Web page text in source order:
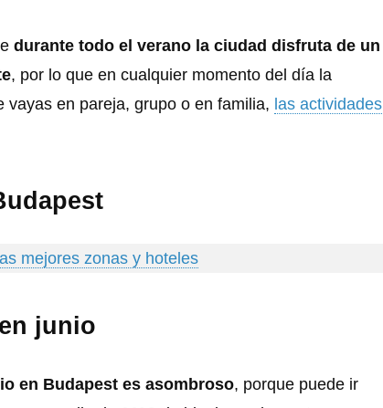
durante todo el verano la ciudad disfruta de un
, por lo que en cualquier momento del día la
en pareja, grupo o en familia, las actividades
mejores zonas y hoteles
junio
en Budapest es asombroso, porque puede ir